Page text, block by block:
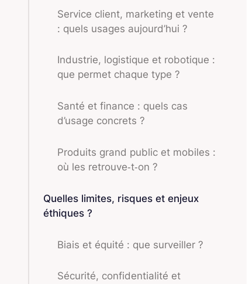
Service client, marketing et vente
: quels usages aujourd’hui ?
Industrie, logistique et robotique :
que permet chaque type ?
Santé et finance : quels cas
d’usage concrets ?
Produits grand public et mobiles :
où les retrouve‑t‑on ?
Quelles limites, risques et enjeux
éthiques ?
Biais et équité : que surveiller ?
Sécurité, confidentialité et